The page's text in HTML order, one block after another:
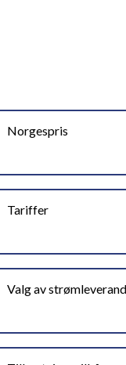
Norgespris
Tariffer
Valg av